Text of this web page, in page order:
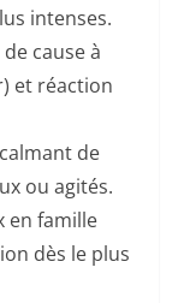
intenses.
de cause à
et réaction
de
ou agités.
en famille
dès le plus